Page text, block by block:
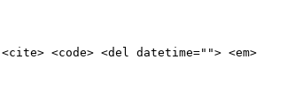
<code> <del datetime=""> <em>